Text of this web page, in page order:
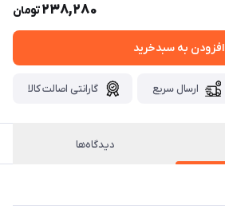
238,280تومان
افزودن به سبدخرید
ارسال سریع گارانتی اصالت کالا
دیدگاه‌ها